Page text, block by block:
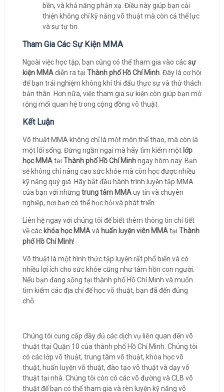
bền, và khả năng phản xạ. Điều này giúp bạn cải
thiện không chỉ kỹ năng võ thuật mà còn cả thể lực
và sự tự tin.
Tham Gia Các Sự Kiện MMA
Ngoài việc học tập, bạn cũng có thể tham gia vào cácsự
kiện MMAdiễn ra tại Thành phố Hồ Chí Minh. Đây là cơ hội
để bạn trải nghiệm không khí thi đấu thực sự và thử thách
bản thân. Hơn nữa, việc tham gia sự kiện còn giúp bạn mở
rộng mối quan hệ trong cộng đồng võ thuật.
Kết Luận
Võ thuật MMA không chỉ là một môn thể thao, mà còn là
một lối sống. Đừng ngần ngại mà hãy tìm kiếm một lớp
học MMAtại Thành phố Hồ Chí Minhngay hôm nay. Bạn
sẽ không chỉ nâng cao sức khỏe mà còn học được nhiều
kỹ năng quý giá. Hãy bắt đầu hành trình luyện tập MMA
của bạn với những trung tâm MMAuy tín và chuyên
nghiệp, nơi bạn có thể học hỏi và phát triển.
Liên hệ ngay với chúng tôi để biết thêm thông tin chi tiết
về các khóa học MMAvà huấn luyện viên MMAtại Thành
phố Hồ Chí Minh!
Võ thuật là một hình thức tập luyện rất phổ biến và có
nhiều lợi ích cho sức khỏe cũng như tâm hồn con người.
Nếu bạn đang sống tại thành phố Hồ Chí Minh và muốn
tìm kiếm các địa chỉ để học võ thuật, bạn đã đến đúng
chỗ.
Chúng tôi cung cấp đầy đủ các dịch vụ liên quan đến võ
thuật ttại Quận 10 của thành phố Hồ Chí Minh. Chúng tôi
có các lớp võ thuật, trung tâm võ thuật, khóa học võ
thuật, huấn luyện võ thuật, đào tạo võ thuật và dạy võ
thuật tại nhà. Chúng tôi còn có các võ đường và CLB võ
thuật để bạn có thể tham gia và rèn luyện kỹ năng võ